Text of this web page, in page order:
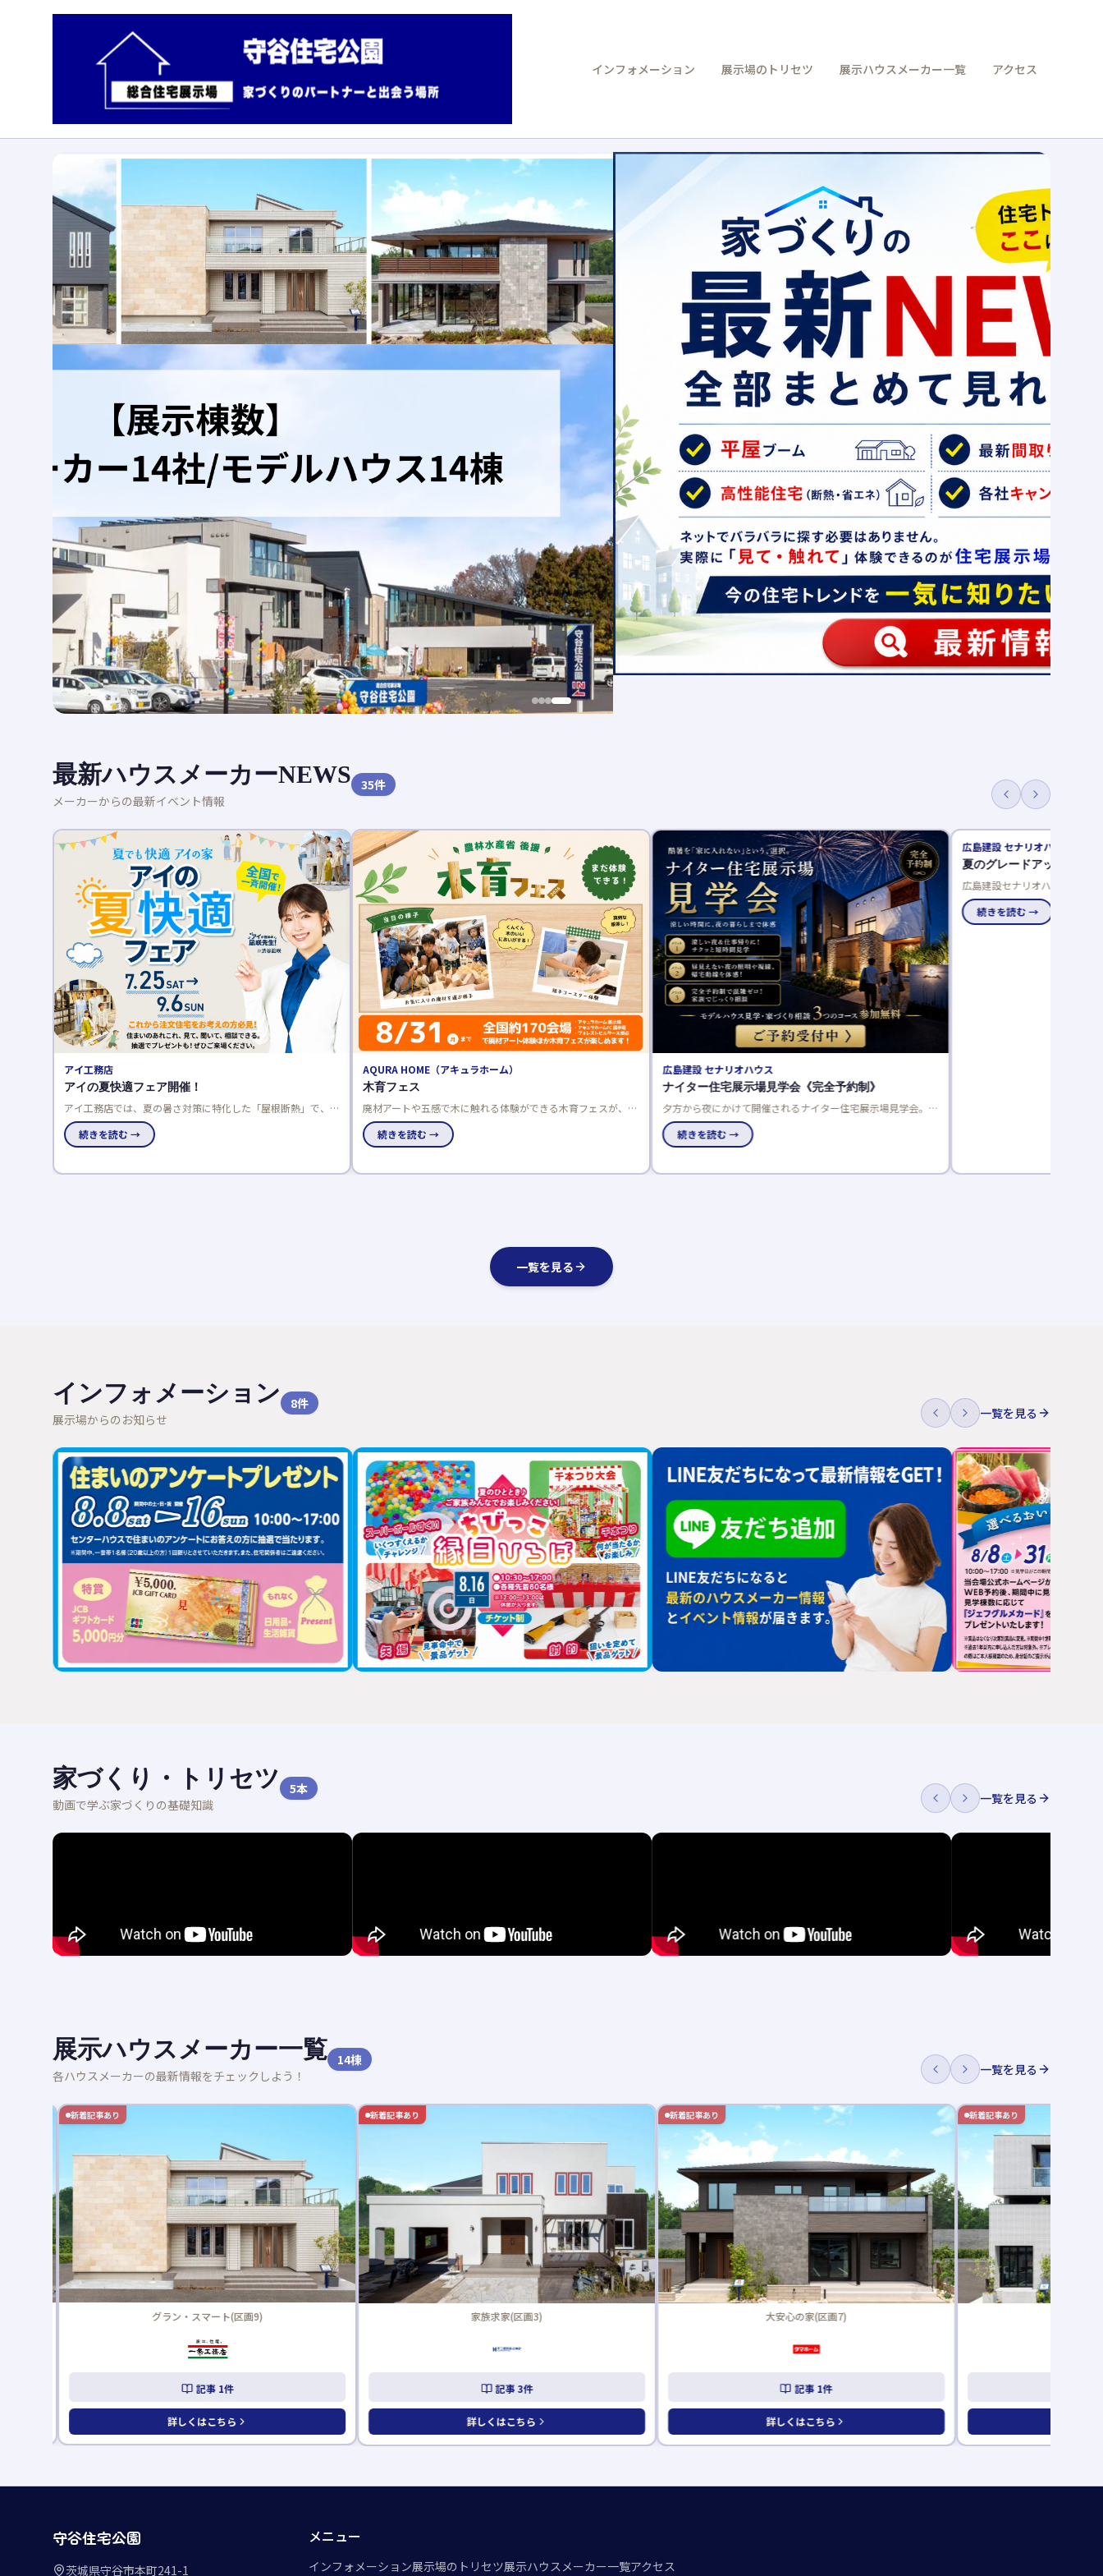
インフォメーション 展示場のトリセツ 展示ハウスメーカー一覧 アクセス
最新ハウスメーカーNEWS
メーカーからの最新イベント情報
35件
AQURA HOME（アキュラホーム）
木育フェス
廃材アートや五感で木に触れる体験ができる木育フェスが、全
国のアキュラホーム展示場で8/31まで開催中！夏休みの自由
研究にも最適です。
続きを読む →
広島建設 セナリオハウス
ナイター住宅展示場見学会《完全予約制》
夕方から夜にかけて開催されるナイター住宅展示場見学会。完
全予約制なので、お子様連れでも安心して参加できます。共働
きのご夫婦や日中暑くて外出できない方におすすめです。
続きを読む →
広島建設 セナリオハウス
夏のグレードアップキャンペーン開催中！
広島建設セナリオハウスで夏のグレードアップキャンペーン開
催中！来場者プレゼントや豪華仕様を選べるご成約特典でお得
に理想の住まいを実現しませんか。
続きを読む →
アイ工務店
アイが強めの凪咲先生！
アイ工務店の新CMに渋谷凪咲
りやすく解説。来場者には凪
続きを読む →
一覧を見る
インフォメーション
展示場からのお知らせ
8件
一覧を見る
家づくり・トリセツ
動画で学ぶ家づくりの基礎知識
5本
一覧を見る
展示ハウスメーカー一覧
各ハウスメーカーの最新情報をチェックしよう！
14棟
一覧を見る
新着記事あり
グラン・スマート(区画9)
記事1 件
詳しくはこちら
新着記事あり
家族求家(区画3)
記事3件
詳しくはこちら
新着記事あり
大安心の家(区画7)
記事1件
詳しくはこちら
新着記事あり
守谷住宅公園
茨城県守谷市本町241-1
メニュー
インフォメーション展示場のトリセツ展示ハウスメーカー一覧アクセス